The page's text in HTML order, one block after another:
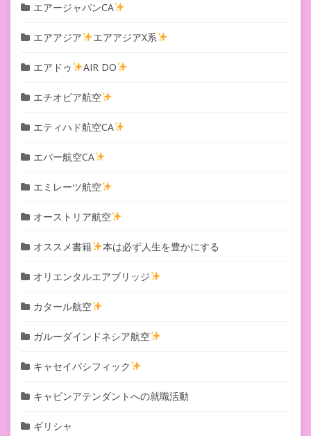
エアージャパンCA
エアアジア エアアジアX系
エアドゥ AIR DO
エチオピア航空
エティハド航空CA
エバー航空CA
エミレーツ航空
オーストリア航空
オススメ書籍 本は必ず人生を豊かにする
オリエンタルエアブリッジ
カタール航空
ガルーダインドネシア航空
キャセイパシフィック
キャビンアテンダントへの就職活動
ギリシャ